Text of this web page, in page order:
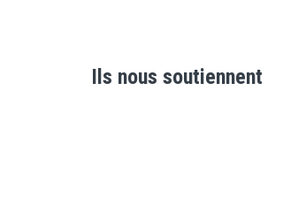
Ils nous soutiennent